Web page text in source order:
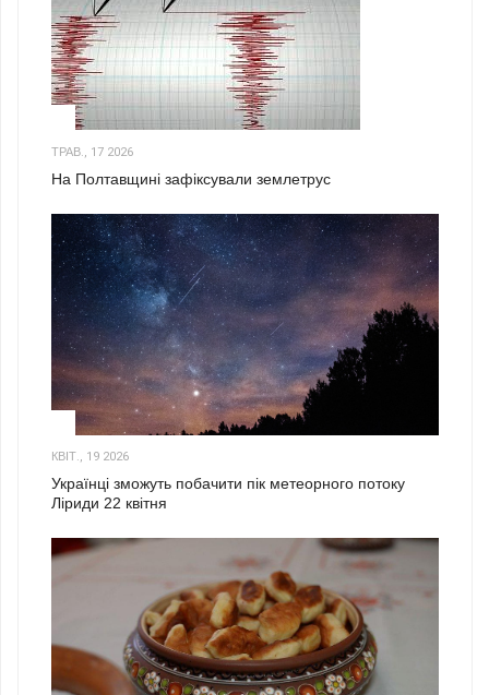
ТРАВ., 17 2026
На Полтавщині зафіксували землетрус
КВІТ., 19 2026
Українці зможуть побачити пік метеорного потоку
Ліриди 22 квітня